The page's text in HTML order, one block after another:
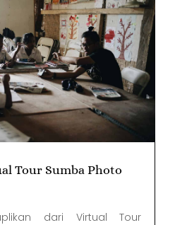
Tour Sumba Photo
dari Virtual Tour